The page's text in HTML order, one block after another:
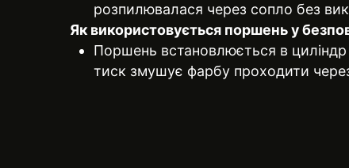
розпилювалася через сопло без
Як використовується поршень у
Поршень встановлюється в
тиск змушує фарбу проходити